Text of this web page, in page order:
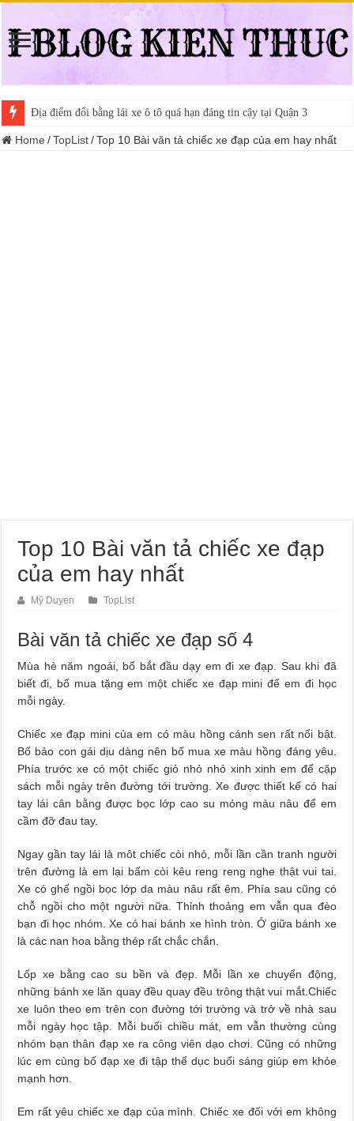
Địa điểm đổi bằng lái xe ô tô quá hạn đáng tin cậy tại Quận 3
Trung tâm nào học thi giấy phép lái xe hạng A (A2 cũ), A1 uy tín tại
Home / TopList / Top 10 Bài văn tả chiếc xe đạp của em hay nhất
Top 10 Bài văn tả chiếc xe đạp
của em hay nhất
Mỹ Duyen TopList
Bài văn tả chiếc xe đạp số 4
Mùa hè năm ngoái, bố bắt đầu dạy em đi xe đạp. Sau khi đã
biết đi, bố mua tặng em một chiếc xe đạp mini để em đi học
mỗi ngày.
Chiếc xe đạp mini của em có màu hồng cánh sen rất nổi bật.
Bố bảo con gái dịu dàng nên bố mua xe màu hồng đáng yêu.
Phía trước xe có một chiếc giỏ nhỏ nhỏ xinh xinh em để cặp
sách mỗi ngày trên đường tới trường. Xe được thiết kế có hai
tay lái cân bằng được bọc lớp cao su mỏng màu nâu để em
cầm đỡ đau tay.
Ngay gần tay lái là môt chiếc còi nhỏ, mỗi lần cần tranh người
trên đường là em lại bấm còi kêu reng reng nghe thật vui tai.
Xe có ghế ngồi bọc lớp da màu nâu rất êm. Phía sau cũng có
chỗ ngồi cho một người nữa. Thỉnh thoảng em vẫn qua đèo
bạn đi học nhóm. Xe có hai bánh xe hình tròn. Ở giữa bánh xe
là các nan hoa bằng thép rất chắc chắn.
Lốp xe bằng cao su bền và đẹp. Mỗi lần xe chuyển động,
những bánh xe lăn quay đều quay đều trông thật vui mắt.Chiếc
xe luôn theo em trên con đường tới trường và trở về nhà sau
mỗi ngày học tập. Mỗi buổi chiều mát, em vẫn thường cùng
nhóm bạn thân đạp xe ra công viên dạo chơi. Cũng có những
lúc em cùng bố đạp xe đi tập thể dục buổi sáng giúp em khỏe
mạnh hơn.
Em rất yêu chiếc xe đạp của mình. Chiếc xe đối với em không